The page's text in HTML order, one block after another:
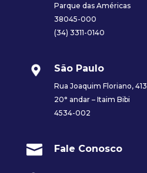
Parque das Américas
38045-000
(34) 3311-0140
São Paulo
Rua Joaquim Floriano, 413
20° andar – Itaim Bibi
4534-002
 Fale Conosco